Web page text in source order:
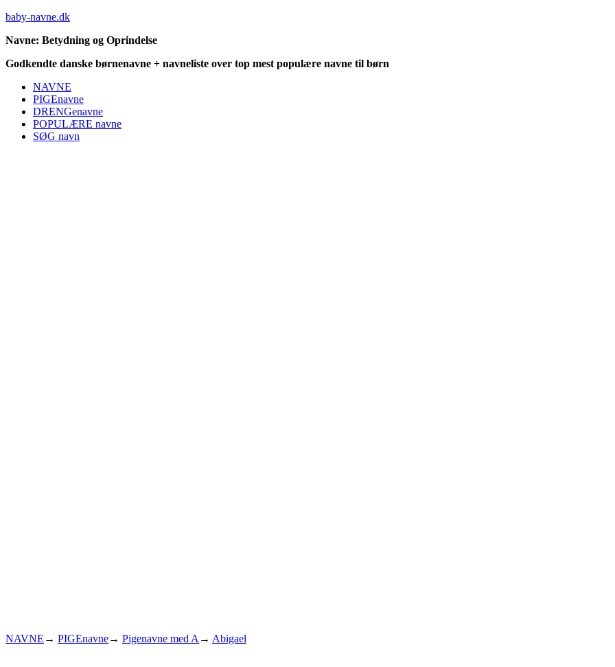
baby-navne.dk
Navne: Betydning og Oprindelse
Godkendte danske børnenavne + navneliste over top mest populære navne til børn
NAVNE
PIGEnavne
DRENGenavne
POPULÆRE navne
SØG navn
NAVNE → PIGEnavne→ Pigenavne med A → Abigael